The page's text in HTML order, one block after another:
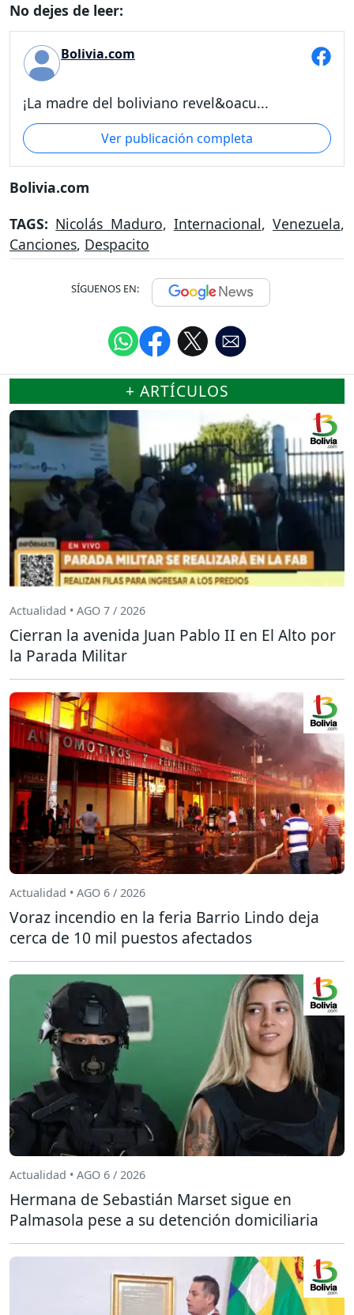
No dejes de leer:
Bolivia.com
¡La madre del boliviano revel&oacu...
Ver publicación completa
Bolivia.com
TAGS: Nicolás Maduro, Internacional, Venezuela,
Canciones, Despacito
SÍGUENOS EN:
+ ARTÍCULOS
Actualidad • AGO 7 / 2026
Cierran la avenida Juan Pablo II en El Alto por
la Parada Militar
Actualidad • AGO 6 / 2026
Voraz incendio en la feria Barrio Lindo deja
cerca de 10 mil puestos afectados
Actualidad • AGO 6 / 2026
Hermana de Sebastián Marset sigue en
Palmasola pese a su detención domiciliaria